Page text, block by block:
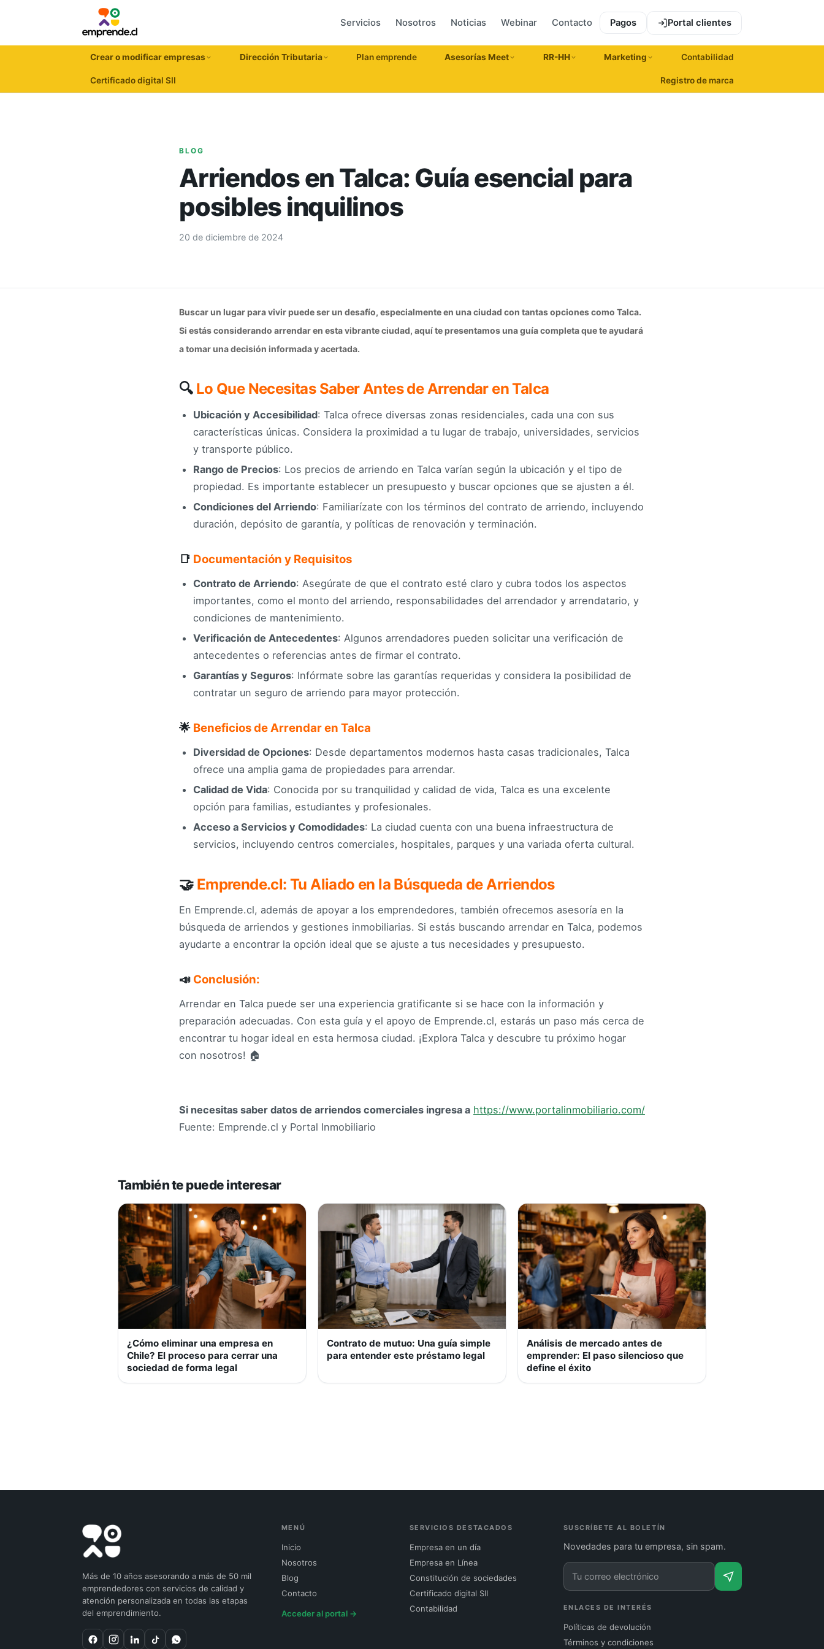
Servicios Nosotros Noticias Webinar Contacto Pagos Portal clientes
Crear o modificar empresas Dirección Tributaria Plan emprende Asesorías Meet RR-HH Marketing Contabilidad
Certificado digital SII Registro de marca
BLOG
Arriendos en Talca: Guía esencial para
posibles inquilinos
20 de diciembre de 2024
Buscar un lugar para vivir puede ser un desafío, especialmente en una ciudad con tantas opciones como Talca.
Si estás considerando arrendar en esta vibrante ciudad, aquí te presentamos una guía completa que te ayudará
a tomar una decisión informada y acertada.
🔍 Lo Que Necesitas Saber Antes de Arrendar en Talca
Ubicación y Accesibilidad: Talca ofrece diversas zonas residenciales, cada una con sus
características únicas. Considera la proximidad a tu lugar de trabajo, universidades, servicios
y transporte público.
Rango de Precios: Los precios de arriendo en Talca varían según la ubicación y el tipo de
propiedad. Es importante establecer un presupuesto y buscar opciones que se ajusten a él.
Condiciones del Arriendo: Familiarízate con los términos del contrato de arriendo, incluyendo
duración, depósito de garantía, y políticas de renovación y terminación.
📑 Documentación y Requisitos
Contrato de Arriendo: Asegúrate de que el contrato esté claro y cubra todos los aspectos
importantes, como el monto del arriendo, responsabilidades del arrendador y arrendatario, y
condiciones de mantenimiento.
Verificación de Antecedentes: Algunos arrendadores pueden solicitar una verificación de
antecedentes o referencias antes de firmar el contrato.
Garantías y Seguros: Infórmate sobre las garantías requeridas y considera la posibilidad de
contratar un seguro de arriendo para mayor protección.
🌟 Beneficios de Arrendar en Talca
Diversidad de Opciones: Desde departamentos modernos hasta casas tradicionales, Talca
ofrece una amplia gama de propiedades para arrendar.
Calidad de Vida: Conocida por su tranquilidad y calidad de vida, Talca es una excelente
opción para familias, estudiantes y profesionales.
Acceso a Servicios y Comodidades: La ciudad cuenta con una buena infraestructura de
servicios, incluyendo centros comerciales, hospitales, parques y una variada oferta cultural.
🤝Emprende.cl: Tu Aliado en la Búsqueda de Arriendos
En Emprende.cl, además de apoyar a los emprendedores, también ofrecemos asesoría en la
búsqueda de arriendos y gestiones inmobiliarias. Si estás buscando arrendar en Talca, podemos
ayudarte a encontrar la opción ideal que se ajuste a tus necesidades y presupuesto.
📣 Conclusión:
Arrendar en Talca puede ser una experiencia gratificante si se hace con la información y
preparación adecuadas. Con esta guía y el apoyo de Emprende.cl, estarás un paso más cerca de
encontrar tu hogar ideal en esta hermosa ciudad. ¡Explora Talca y descubre tu próximo hogar
con nosotros! 🏠
Si necesitas saber datos de arriendos comerciales ingresa a https://www.portalinmobiliario.com/
Fuente: Emprende.cl y Portal Inmobiliario
También te puede interesar
¿Cómo eliminar una empresa en
Chile? El proceso para cerrar una
sociedad de forma legal
Contrato de mutuo: Una guía simple
para entender este préstamo legal
Análisis de mercado antes de
emprender: El paso silencioso que
define el éxito
Más de 10 años asesorando a más de 50 mil
emprendedores con servicios de calidad y
atención personalizada en todas las etapas
del emprendimiento.
MENÚ
Inicio
Nosotros
Blog
Contacto
Acceder al portal →
SERVICIOS DESTACADOS
Empresa en un día
Empresa en Línea
Constitución de sociedades
Certificado digital SII
Contabilidad
SUSCRÍBETE AL BOLETÍN
Novedades para tu empresa, sin spam.
ENLACES DE INTERÉS
Políticas de devolución
Términos y condiciones